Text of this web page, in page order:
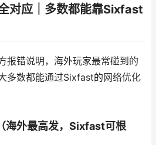
对应｜多数都能靠Sixfast
报错说明，海外玩家最常碰到的
多数都能通过Sixfast的网络优化
海外最高发，Sixfast可根